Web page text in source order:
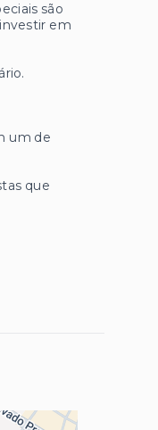
são
em
um de
que